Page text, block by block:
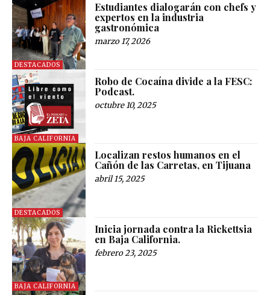
DESTACADOS
Estudiantes dialogarán con chefs y
expertos en la industria
gastronómica
marzo 17, 2026
BAJA CALIFORNIA
Robo de Cocaína divide a la FESC:
Podcast.
octubre 10, 2025
DESTACADOS
Localizan restos humanos en el
Cañón de las Carretas, en Tijuana
abril 15, 2025
BAJA CALIFORNIA
Inicia jornada contra la Rickettsia
en Baja California.
febrero 23, 2025